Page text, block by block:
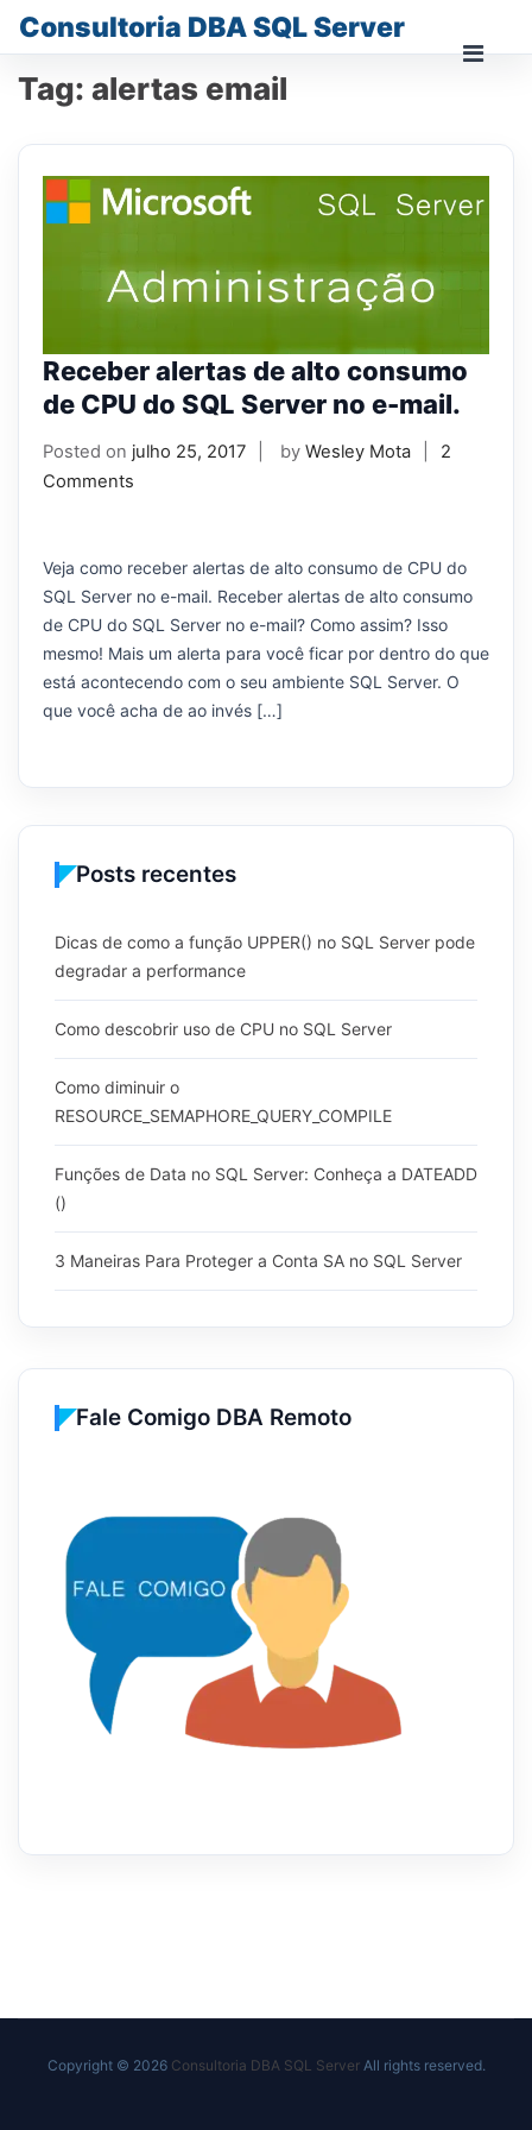
content
Consultoria DBA SQL Server
Tag: alertas email
Receber alertas de alto consumo
de CPU do SQL Server no e-mail.
Posted on julho 25, 2017 by Wesley Mota
2
Comments
Veja como receber alertas de alto consumo de CPU do
SQL Server no e-mail. Receber alertas de alto consumo
de CPU do SQL Server no e-mail? Como assim? Isso
mesmo! Mais um alerta para você ficar por dentro do que
está acontecendo com o seu ambiente SQL Server. O
que você acha de ao invés […]
Posts recentes
Dicas de como a função UPPER() no SQL Server pode
degradar a performance
Como descobrir uso de CPU no SQL Server
Como diminuir o
RESOURCE_SEMAPHORE_QUERY_COMPILE
Funções de Data no SQL Server: Conheça a DATEADD
()
3 Maneiras Para Proteger a Conta SA no SQL Server
Fale Comigo DBA Remoto
Copyright © 2026 Consultoria DBA SQL ServerAll rights reserved.